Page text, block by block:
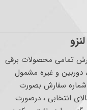
تمامی محصولات برقی
دوربین و غیره مشمول
سفارش بصورت
انتخابی ، درصورت